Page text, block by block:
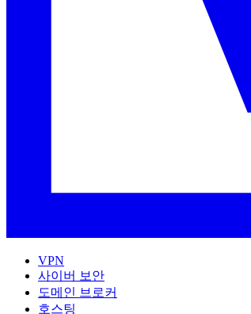
VPN
사이버 보안
도메인 브로커
호스팅